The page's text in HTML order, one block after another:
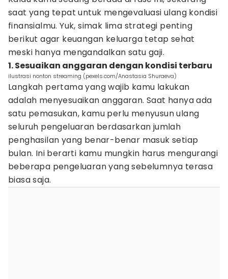
saat yang tepat untuk mengevaluasi ulang kondisi
finansialmu. Yuk, simak lima strategi penting
berikut agar keuangan keluarga tetap sehat
meski hanya mengandalkan satu gaji.
1. Sesuaikan anggaran dengan kondisi terbaru
ilustrasi nonton streaming (pexels.com/Anastasia Shuraeva)
Langkah pertama yang wajib kamu lakukan
adalah menyesuaikan anggaran. Saat hanya ada
satu pemasukan, kamu perlu menyusun ulang
seluruh pengeluaran berdasarkan jumlah
penghasilan yang benar-benar masuk setiap
bulan. Ini berarti kamu mungkin harus mengurangi
beberapa pengeluaran yang sebelumnya terasa
biasa saja.